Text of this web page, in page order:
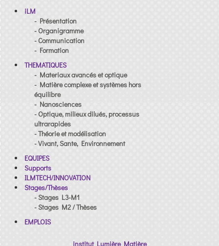
iLM
- Présentation
- Organigramme
- Communication
- Formation
THEMATIQUES
- Materiaux avancés et optique
- Matière complexe et systèmes hors
équilibre
- Nanosciences
- Optique, milieux dilués, processus
ultrarapides
- Théorie et modélisation
- Vivant, Sante, Environnement
EQUIPES
Supports
ILMTECH/INNOVATION
Stages/Thèses
- Stages L3-M1
- Stages M2 / Thèses
EMPLOIS
institut Lumière Matière